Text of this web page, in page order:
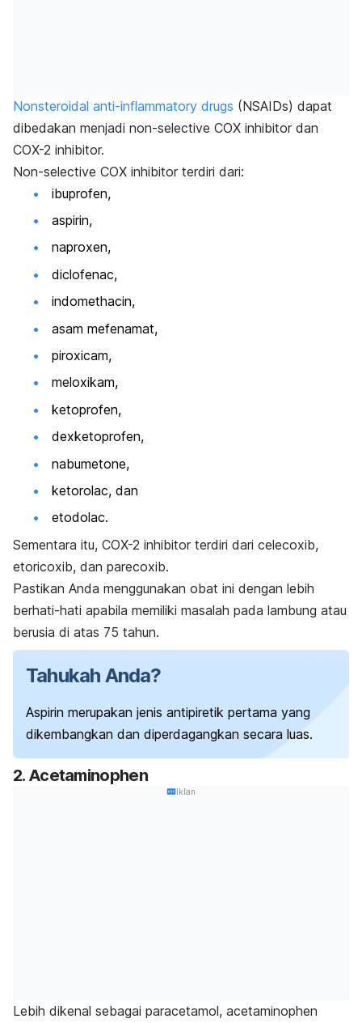
Nonsteroidal anti-inflammatory drugs (NSAIDs) dapat
dibedakan menjadi non-selective COX inhibitor dan
COX-2 inhibitor.
Non-selective COX inhibitor terdiri dari:
ibuprofen,
aspirin,
naproxen,
diclofenac,
indomethacin,
asam mefenamat,
piroxicam,
meloxikam,
ketoprofen,
dexketoprofen,
nabumetone,
ketorolac, dan
etodolac.
Sementara itu, COX-2 inhibitor terdiri dari celecoxib,
etoricoxib, dan parecoxib.
Pastikan Anda menggunakan obat ini dengan lebih
berhati-hati apabila memiliki masalah pada lambung atau
berusia di atas 75 tahun.
Tahukah Anda?
Aspirin merupakan jenis antipiretik pertama yang
dikembangkan dan diperdagangkan secara luas.
2. Acetaminophen
Iklan
Lebih dikenal sebagai paracetamol, acetaminophen